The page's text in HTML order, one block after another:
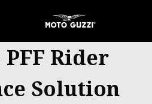
Vai al contenuto principale
Rider
Solution